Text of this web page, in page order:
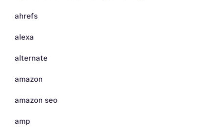
ahrefs
alexa
alternate
amazon
amazon seo
amp